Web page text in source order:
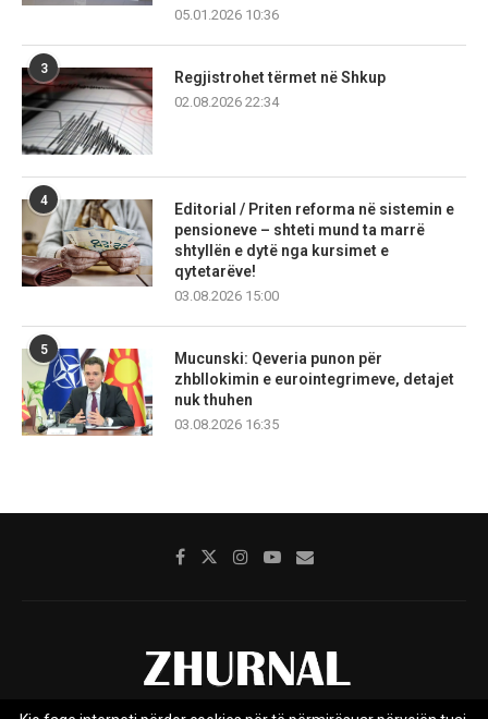
05.01.2026 10:36
3
Regjistrohet tërmet në Shkup
02.08.2026 22:34
4
Editorial / Priten reforma në sistemin e
pensioneve – shteti mund ta marrë
shtyllën e dytë nga kursimet e
qytetarëve!
03.08.2026 15:00
5
Mucunski: Qeveria punon për
zhbllokimin e eurointegrimeve, detajet
nuk thuhen
03.08.2026 16:35